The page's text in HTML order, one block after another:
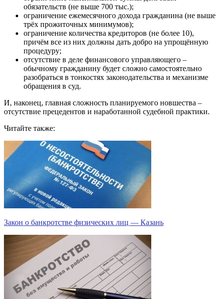
обязательств (не выше 700 тыс.);
ограничение ежемесячного дохода гражданина (не выше
трёх прожиточных минимумов);
ограничение количества кредиторов (не более 10),
причём все из них должны дать добро на упрощённую
процедуру;
отсутствие в деле финансового управляющего –
обычному гражданину будет сложно самостоятельно
разобраться в тонкостях законодательства и механизме
обращения в суд.
И, наконец, главная сложность планируемого новшества –
отсутствие прецедентов и наработанной судебной практики.
Читайте также:
Закон о банкротстве физических лиц — Казань